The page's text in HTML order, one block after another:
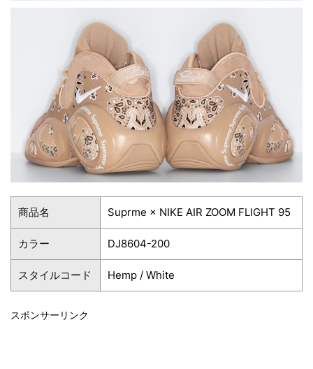
商品名 Suprme × NIKE AIR ZOOM FLIGHT 95
カラー DJ8604-200
スタイルコード Hemp / White
スポンサーリンク